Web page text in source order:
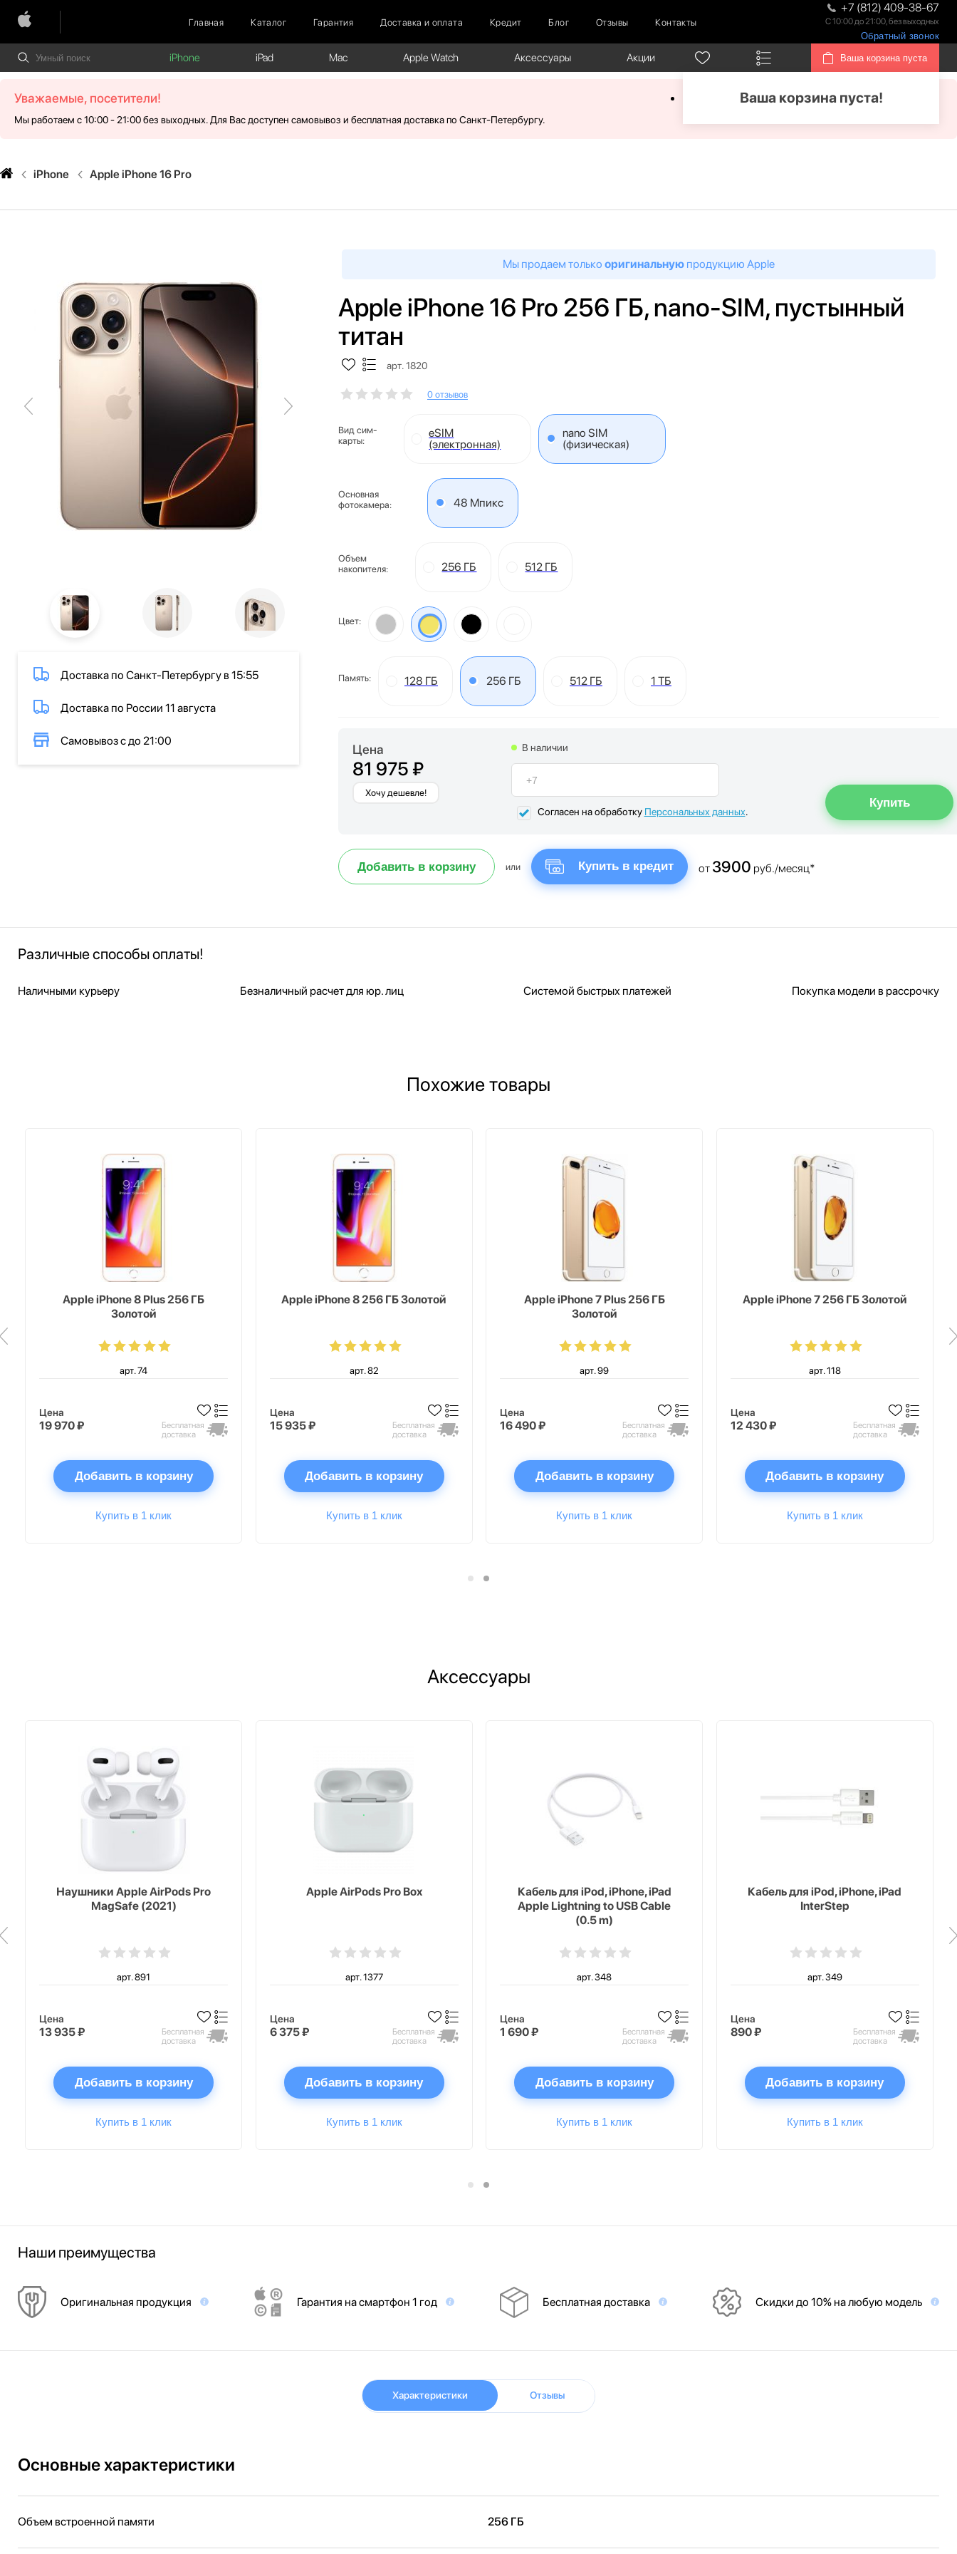
Главная Каталог Гарантия Доставка и оплата Кредит Блог Отзывы Контакты
+7 (812) 409-38-67
С 10:00 до 21:00, без выходных
Обратный звонок
iPhone iPad Mac Apple Watch Аксессуары Акции Ваша корзина пуста
Ваша корзина пуста!
Уважаемые, посетители!
Мы работаем с 10:00 - 21:00 без выходных. Для Вас доступен самовывоз и бесплатная доставка по Санкт-Петербургу.
iPhone Apple iPhone 16 Pro
Доставка по Санкт-Петербургу в 15:55
Доставка по России 11 августа
Самовывоз с до 21:00
Мы продаем только оригинальную продукцию Apple
Apple iPhone 16 Pro 256 ГБ, nano-SIM, пустынный
титан
арт. 1820
0 отзывов
Вид сим-
карты:
eSIM
(электронная)
nano SIM
(физическая)
Основная
фотокамера:
48 Мпикс
Объем
накопителя:
256 ГБ 512 ГБ
Цвет:
Память: 128 ГБ 256 ГБ 512 ГБ 1 ТБ
Цена
81 975 ₽
Хочу дешевле!
В наличии
Согласен на обработку Персональных данных.
Добавить в корзину или Купить в кредит от 3900 руб./месяц*
Различные способы оплаты!
Наличными курьеру Безналичный расчет для юр. лиц Системой быстрых платежей Покупка модели в рассрочку
Похожие товары
Apple iPhone 8 Plus 256 ГБ
Золотой
арт. 74
Цена
19 970 ₽
Бесплатная
доставка
Добавить в корзину
Купить в 1 клик
Apple iPhone 8 256 ГБ Золотой
арт. 82
Цена
15 935 ₽
Бесплатная
доставка
Добавить в корзину
Купить в 1 клик
Apple iPhone 7 Plus 256 ГБ
Золотой
арт. 99
Цена
16 490 ₽
Бесплатная
доставка
Добавить в корзину
Купить в 1 клик
Apple iPhone 7 256 ГБ Золотой
арт. 118
Цена
12 430 ₽
Бесплатная
доставка
Добавить в корзину
Купить в 1 клик
Аксессуары
Наушники Apple AirPods Pro
MagSafe (2021)
арт. 891
Цена
13 935 ₽
Бесплатная
доставка
Добавить в корзину
Купить в 1 клик
Apple AirPods Pro Box
арт. 1377
Цена
6 375 ₽
Бесплатная
доставка
Добавить в корзину
Купить в 1 клик
Кабель для iPod, iPhone, iPad
Apple Lightning to USB Cable
(0.5 m)
арт. 348
Цена
1 690 ₽
Бесплатная
доставка
Добавить в корзину
Купить в 1 клик
Кабель для iPod, iPhone, iPad
InterStep
арт. 349
Цена
890 ₽
Бесплатная
доставка
Добавить в корзину
Купить в 1 клик
Наши преимущества
Оригинальная продукция Гарантия на смартфон 1 год Бесплатная доставка Скидки до 10% на любую модель
Характеристики Отзывы
Основные характеристики
Объем встроенной памяти 256 ГБ